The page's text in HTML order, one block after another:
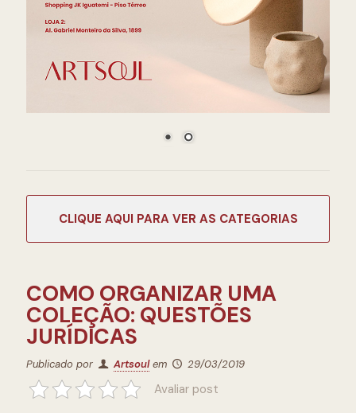
COMO ORGANIZAR UMA
COLEÇÃO: QUESTÕES
JURÍDICAS
Publicado por Artsoul em 29/03/2019
Avaliar post
CATEGORIAS